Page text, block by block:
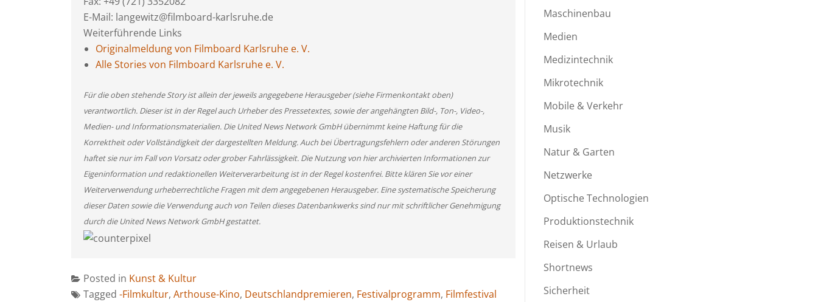
E-Mail: langewitz@filmboard-karlsruhe.de
Weiterführende Links
Originalmeldung von Filmboard Karlsruhe e. V.
Alle Stories von Filmboard Karlsruhe e. V.
Für die oben stehende Story ist allein der jeweils angegebene Herausgeber (siehe Firmenkontakt oben)
verantwortlich. Dieser ist in der Regel auch Urheber des Pressetextes, sowie der angehängten Bild-, Ton-, Video-,
Medien- und Informationsmaterialien. Die United News Network GmbH übernimmt keine Haftung für die
Korrektheit oder Vollständigkeit der dargestellten Meldung. Auch bei Übertragungsfehlern oder anderen Störungen
haftet sie nur im Fall von Vorsatz oder grober Fahrlässigkeit. Die Nutzung von hier archivierten Informationen zur
Eigeninformation und redaktionellen Weiterverarbeitung ist in der Regel kostenfrei. Bitte klären Sie vor einer
Weiterverwendung urheberrechtliche Fragen mit dem angegebenen Herausgeber. Eine systematische Speicherung
dieser Daten sowie die Verwendung auch von Teilen dieses Datenbankwerks sind nur mit schriftlicher Genehmigung
durch die United News Network GmbH gestattet.
Posted in Kunst & Kultur
Tagged -Filmkultur, Arthouse-Kino, Deutschlandpremieren, Festivalprogramm, Filmfestival
Maschinenbau
Medien
Medizintechnik
Mikrotechnik
Mobile & Verkehr
Musik
Natur & Garten
Netzwerke
Optische Technologien
Produktionstechnik
Reisen & Urlaub
Shortnews
Sicherheit